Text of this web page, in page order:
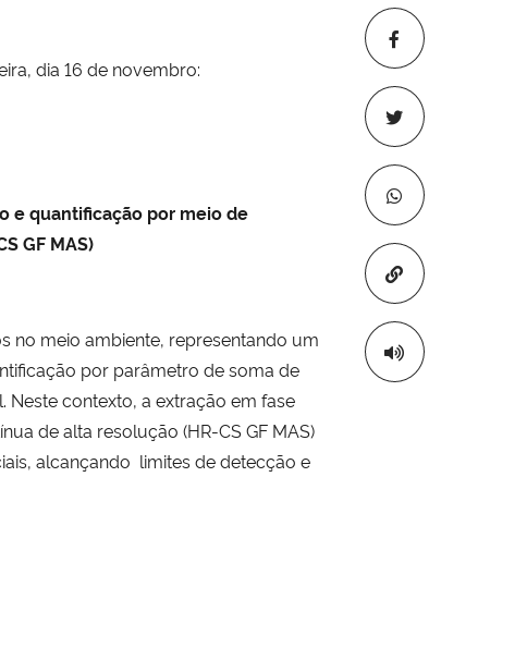
Copiar para
dia 16 de novembro:
e quantificação por meio de
GF MAS)
no meio ambiente, representando um
por parâmetro de soma de
contexto, a extração em fase
de alta resolução (HR-CS GF MAS)
alcançando limites de detecção e